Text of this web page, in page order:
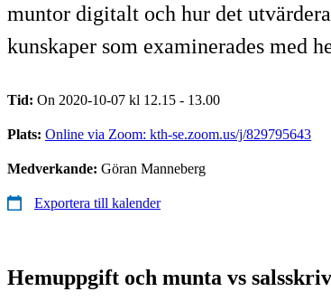
muntor digitalt och hur det
kunskaper som examinerades med
Tid: On 2020-10-07 kl 12.15 - 13.00
Plats: Online via Zoom: kth-se.zoom.us/j/829795643
Medverkande: Göran Manneberg
Exportera till kalender
Hemuppgift och munta vs